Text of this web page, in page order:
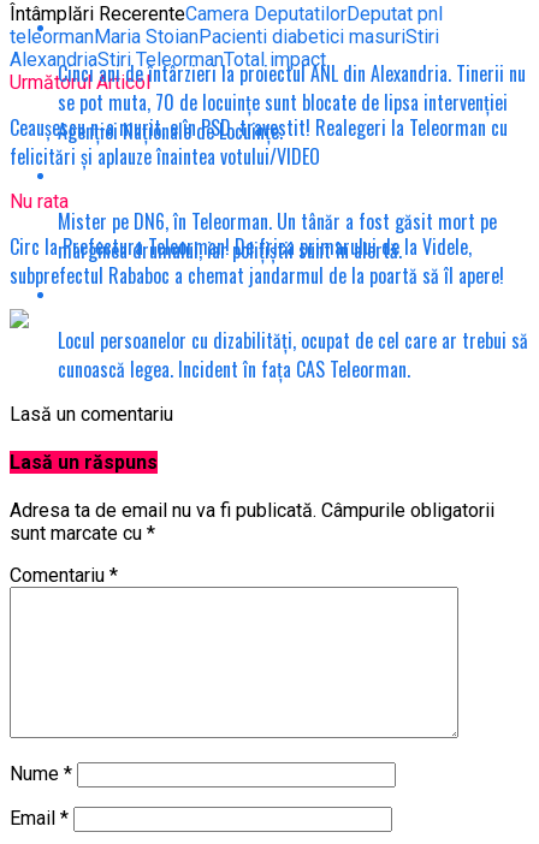
Întâmplări RecerenteCamera DeputatilorDeputat pnl
teleormanMaria StoianPacienti diabetici masuriStiri
AlexandriaStiri TeleormanTotal impact
Următorul Articol
Ceaușescu n-a murit, e în PSD, travestit! Realegeri la Teleorman cu
felicitări și aplauze înaintea votului/VIDEO
Nu rata
Circ la Prefectura Teleorman! De frica primarului de la Videle,
subprefectul Rababoc a chemat jandarmul de la poartă să îl apere!
Cinci ani de întârzieri la proiectul ANL din Alexandria. Tinerii nu
se pot muta, 70 de locuințe sunt blocate de lipsa intervenției
Agenției Naționale de Locuințe.
Mister pe DN6, în Teleorman. Un tânăr a fost găsit mort pe
marginea drumului, iar polițiștii sunt în alertă.
Locul persoanelor cu dizabilități, ocupat de cel care ar trebui să
cunoască legea. Incident în fața CAS Teleorman.
Lasă un comentariu
Lasă un răspuns
Adresa ta de email nu va fi publicată. Câmpurile obligatorii
sunt marcate cu *
Comentariu *
Nume *
Email *